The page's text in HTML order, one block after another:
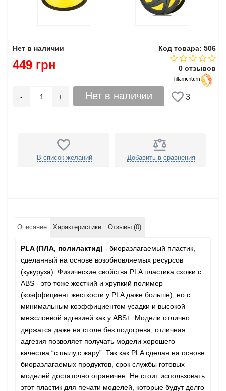
Нет в наличии Код товара: 506
0 отзывов
449 грн
+
- Нет в наличии 3
В список желаний Добавить в сравнения
Описание Характеристики Отзывы (0)
PLA (ПЛА, полилактид) - биоразлагаемый пластик,
сделанный на основе возобновляемых ресурсов
(кукуруза). Физические свойства PLA пластика схожи с
ABS - это тоже жесткий и хрупкий полимер
(коэффициент жесткости у PLA даже больше), но с
минимальным коэффициентом усадки и высокой
межслоевой адгезией как у ABS+. Модели отлично
держатся даже на столе без подогрева, отличная
адгезия позволяет получать модели хорошего
качества “с пылу,с жару”. Так как PLA сделан на основе
биоразлагаемых продуктов, срок службы готовых
моделей достаточно ограничен. Не стоит использовать
этот пластик для печати моделей, которые будут долго